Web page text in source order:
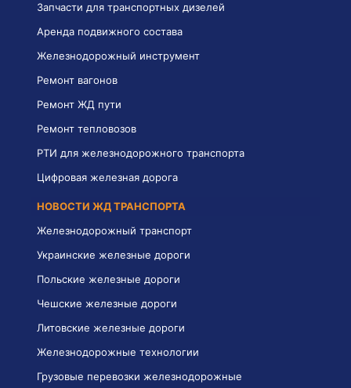
Запчасти для транспортных дизелей
Аренда подвижного состава
Железнодорожный инструмент
Ремонт вагонов
Ремонт ЖД пути
Ремонт тепловозов
РТИ для железнодорожного транспорта
Цифровая железная дорога
НОВОСТИ ЖД ТРАНСПОРТА
Железнодорожный транспорт
Украинские железные дороги
Польские железные дороги
Чешские железные дороги
Литовские железные дороги
Железнодорожные технологии
Грузовые перевозки железнодорожные